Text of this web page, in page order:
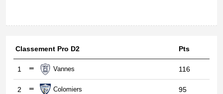
Classement Pro D2 Pts
1 Vannes 116
2 Colomiers 95